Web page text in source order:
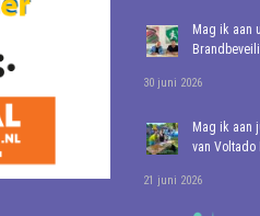
Mag ik aan
30 juni 2026
Mag ik aan
van Voltado
21 juni 2026